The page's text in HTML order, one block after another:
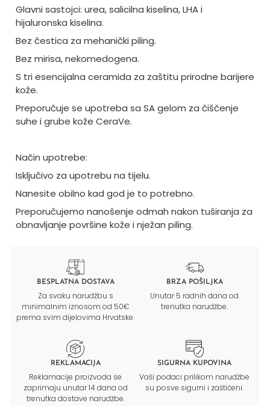
Glavni sastojci: urea, salicilna kiselina, LHA i
hijaluronska kiselina.
Bez čestica za mehanički piling.
Bez mirisa, nekomedogena.
S tri esencijalna ceramida za zaštitu prirodne barijere
kože.
Preporučuje se upotreba sa SA gelom za čiščenje
suhe i grube kože CeraVe.
Način upotrebe:
Isključivo za upotrebu na tijelu.
Nanesite obilno kad god je to potrebno.
Preporučujemo nanošenje odmah nakon tuširanja za
obnavljanje površine kože i nježan piling.
BESPLATNA DOSTAVA
Za svaku narudžbu s
minimalnim iznosom od 50€
prema svim dijelovima Hrvatske.
BRZA POŠILJKA
Unutar 5 radnih dana od
trenutka narudžbe.
REKLAMACIJA
Reklamacije proizvoda se
zaprimaju unutar 14 dana od
trenutka dostave narudžbe.
SIGURNA KUPOVINA
Vaši podaci prilikom narudžbe
su posve sigurni i zaštićeni.